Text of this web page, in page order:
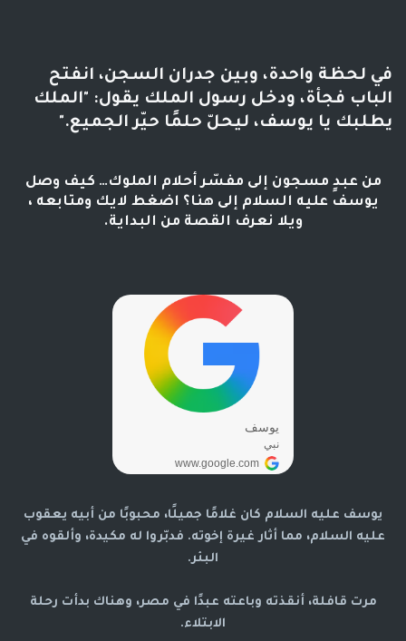
في لحظة واحدة، وبين جدران السجن، انفتح
الباب فجأة، ودخل رسول الملك يقول: "الملك
يطلبك يا يوسف، ليحلّ حلمًا حيّر الجميع."
من عبدٍ مسجون إلى مفسّر أحلام الملوك… كيف وصل
يوسف عليه السلام إلى هنا؟ اضغط لايك ومتابعه ،
ويلا نعرف القصة من البداية.
يوسف عليه السلام كان غلامًا جميلًا، محبوبًا من أبيه يعقوب
عليه السلام، مما أثار غيرة إخوته. فدبّروا له مكيدة، وألقوه في
البئر.
مرت قافلة، أنقذته وباعته عبدًا في مصر، وهناك بدأت رحلة
الابتلاء.